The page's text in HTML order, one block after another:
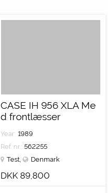
CASE IH 956 XLA Me
d frontlæsser
Year: 1989
Ref. nr.: 562255
Test
Denmark
DKK 89,800